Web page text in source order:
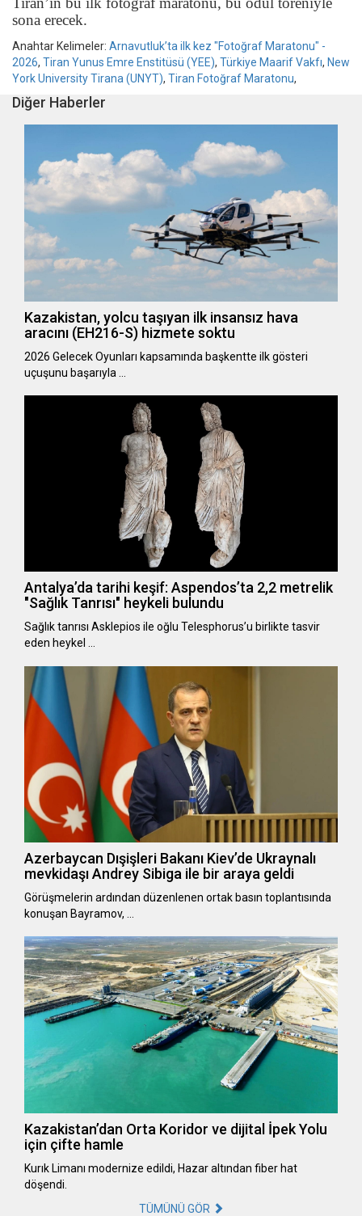
sona erecek.
Anahtar Kelimeler: Arnavutluk’ta ilk kez "Fotoğraf Maratonu" -
2026, Tiran Yunus Emre Enstitüsü (YEE), Türkiye Maarif Vakfı, New
York University Tirana (UNYT), Tiran Fotoğraf Maratonu,
Diğer Haberler
Kazakistan, yolcu taşıyan ilk insansız hava
aracını (EH216-S) hizmete soktu
2026 Gelecek Oyunları kapsamında başkentte ilk gösteri
uçuşunu başarıyla …
Antalya’da tarihi keşif: Aspendos’ta 2,2 metrelik
"Sağlık Tanrısı" heykeli bulundu
Sağlık tanrısı Asklepios ile oğlu Telesphorus’u birlikte tasvir
eden heykel …
Azerbaycan Dışişleri Bakanı Kiev’de Ukraynalı
mevkidaşı Andrey Sibiga ile bir araya geldi
Görüşmelerin ardından düzenlenen ortak basın toplantısında
konuşan Bayramov, …
Kazakistan’dan Orta Koridor ve dijital İpek Yolu
için çifte hamle
Kurık Limanı modernize edildi, Hazar altından fiber hat
döşendi.
TÜMÜNÜ GÖR